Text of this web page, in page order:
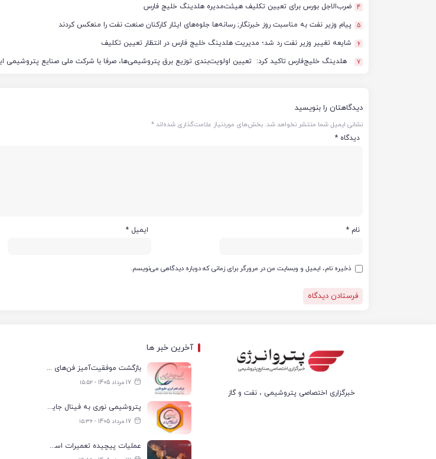
4 ضرب‌الاجل بورس برای تعیین تکلیف هیئت‌مدیره هلدینگ خلیج فارس
5 پیام وزیر نفت به مناسبت روز خبرنگار; رسانه‌ها جلوه‌های ایثار کارکنان صنعت نفت را منعکس کردند
6 شایعه تغییر وزیر نفت رد شد؛ مدیریت هلدینگ خلیج فارس در انتظار تعیین تکلیف
7 هلدینگ خلیج‌فارس تاکید کرد: تعیین اولویت‌بندی توزیع برق پتروشیمی‌ها، صرفا با شرکت ملی صنایع پتروشیمی
دیدگاهتان را بنویسید
نشانی ایمیل شما منتشر نخواهد شد. بخش‌های موردنیاز علامت‌گذاری شده‌اند*
دیدگاه *
نام * ایمیل *
ذخیره نام، ایمیل و وبسایت من در مرورگر برای زمانی که دوباره دیدگاهی می‌نویسم.
خبرگزاری اختصاصی پتروشیمی ، نفت و گاز
آخرین خبر ها
بازگشت موفقیت‌آمیز فن‌های کولینگ‌تاور واحد آب ناحیه ۲ فجر انرژی به مدار تولید
17 مرداد 1405 - ۱۵:۵۲
پتروشیمی نوری به فینال جایزه جهانی تعالی WPC Energy 2026 رسید
17 مرداد 1405 - ۱۵:۳۶
عملیات پیچیده تعمیرات اسکله صادراتی نفت در لاوان با موفقیت انجام شد